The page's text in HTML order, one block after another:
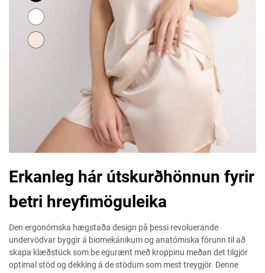
Erkanleg hár útskurðhönnun fyrir
betri hreyfimöguleika
Den ergonómska hægstaða design på þessi revoluerande
undervödvar byggir á biomekánikum og anatómiska fórunn til að
skapa klæðstück som be egurænt með kroppinu meðan det tilgjör
optimal stöd og dekking á de stödum som mest treygjör. Denne